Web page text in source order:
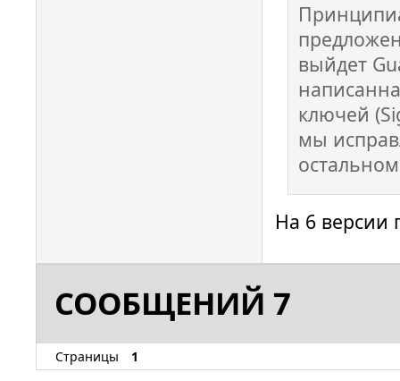
выйдет
ключей
мы
На 6 версии
СООБЩЕНИЙ 7
Страницы 1